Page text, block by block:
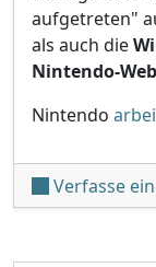
aufgetreten"
als auch die
Nintendo-
Nintendo
Verfasse